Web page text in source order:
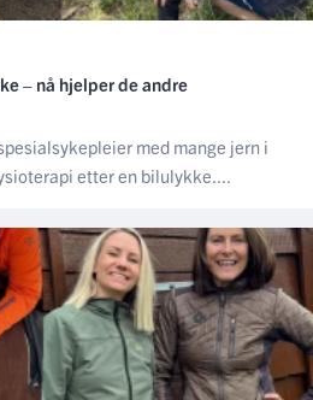
– nå hjelper de andre
med mange jern i
etter en bilulykke....